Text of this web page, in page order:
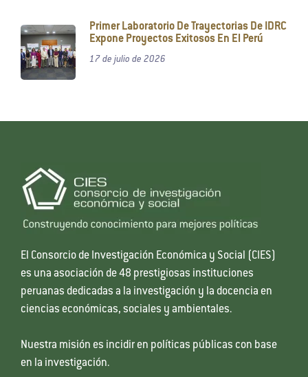
Primer Laboratorio De Trayectorias De IDRC
Expone Proyectos Exitosos En El Perú
17 de julio de 2026
El Consorcio de Investigación Económica y Social (CIES)
es una asociación de 48 prestigiosas instituciones
peruanas dedicadas a la investigación y la docencia en
ciencias económicas, sociales y ambientales.
Nuestra misión es incidir en políticas públicas con base
en la investigación.